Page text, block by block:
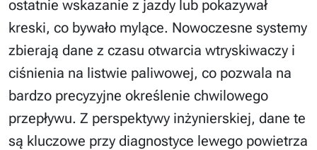
ostatnie wskazanie z jazdy lub pokazywał
kreski, co bywało mylące. Nowoczesne systemy
zbierają dane z czasu otwarcia wtryskiwaczy i
ciśnienia na listwie paliwowej, co pozwala na
bardzo precyzyjne określenie chwilowego
przepływu. Z perspektywy inżynierskiej, dane te
są kluczowe przy diagnostyce lewego powietrza